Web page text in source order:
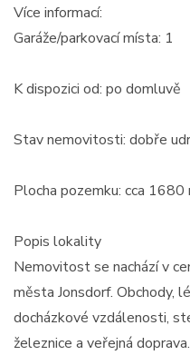
Více informací:
Garáže/parkovací místa: 1
K dispozici od: po domluvě
Stav nemovitosti: dobře
Plocha pozemku: cca 1680
Popis lokality
Nemovitost se nachází v
města Jonsdorf. Obchody,
docházkové vzdálenosti,
železnice a veřejná